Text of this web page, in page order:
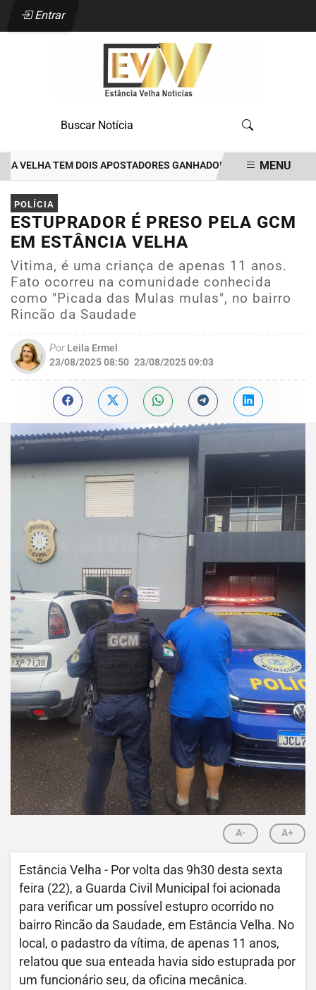
Entrar
TEM DOIS APOSTADORES GANHADORES DE PRÊMIOS DE
EM ALTA
MENU
POLÍCIA
ESTUPRADOR É PRESO PELA GCM
EM ESTÂNCIA VELHA
Vitima, é uma criança de apenas 11 anos.
Fato ocorreu na comunidade conhecida
como "Picada das Mulas mulas", no bairro
Rincão da Saudade
Por Leila Ermel
23/08/2025 08:50 23/08/2025 09:03
A- A+
Estância Velha - Por volta das 9h30 desta sexta
feira (22), a Guarda Civil Municipal foi acionada
para verificar um possível estupro ocorrido no
bairro Rincão da Saudade, em Estância Velha. No
local, o padastro da vítima, de apenas 11 anos,
relatou que sua enteada havia sido estuprada por
um funcionário seu, da oficina mecânica.